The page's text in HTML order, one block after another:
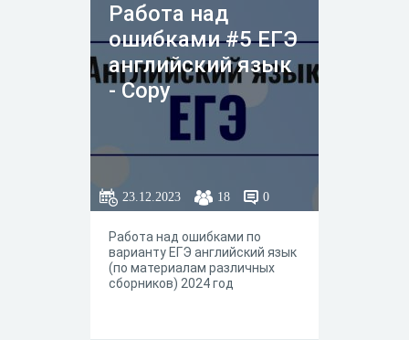
Работа над
ошибками #5 ЕГЭ
английский язык
- Copy
23.12.2023 18 0
Работа над ошибками по
варианту ЕГЭ английский язык
(по материалам различных
сборников) 2024 год